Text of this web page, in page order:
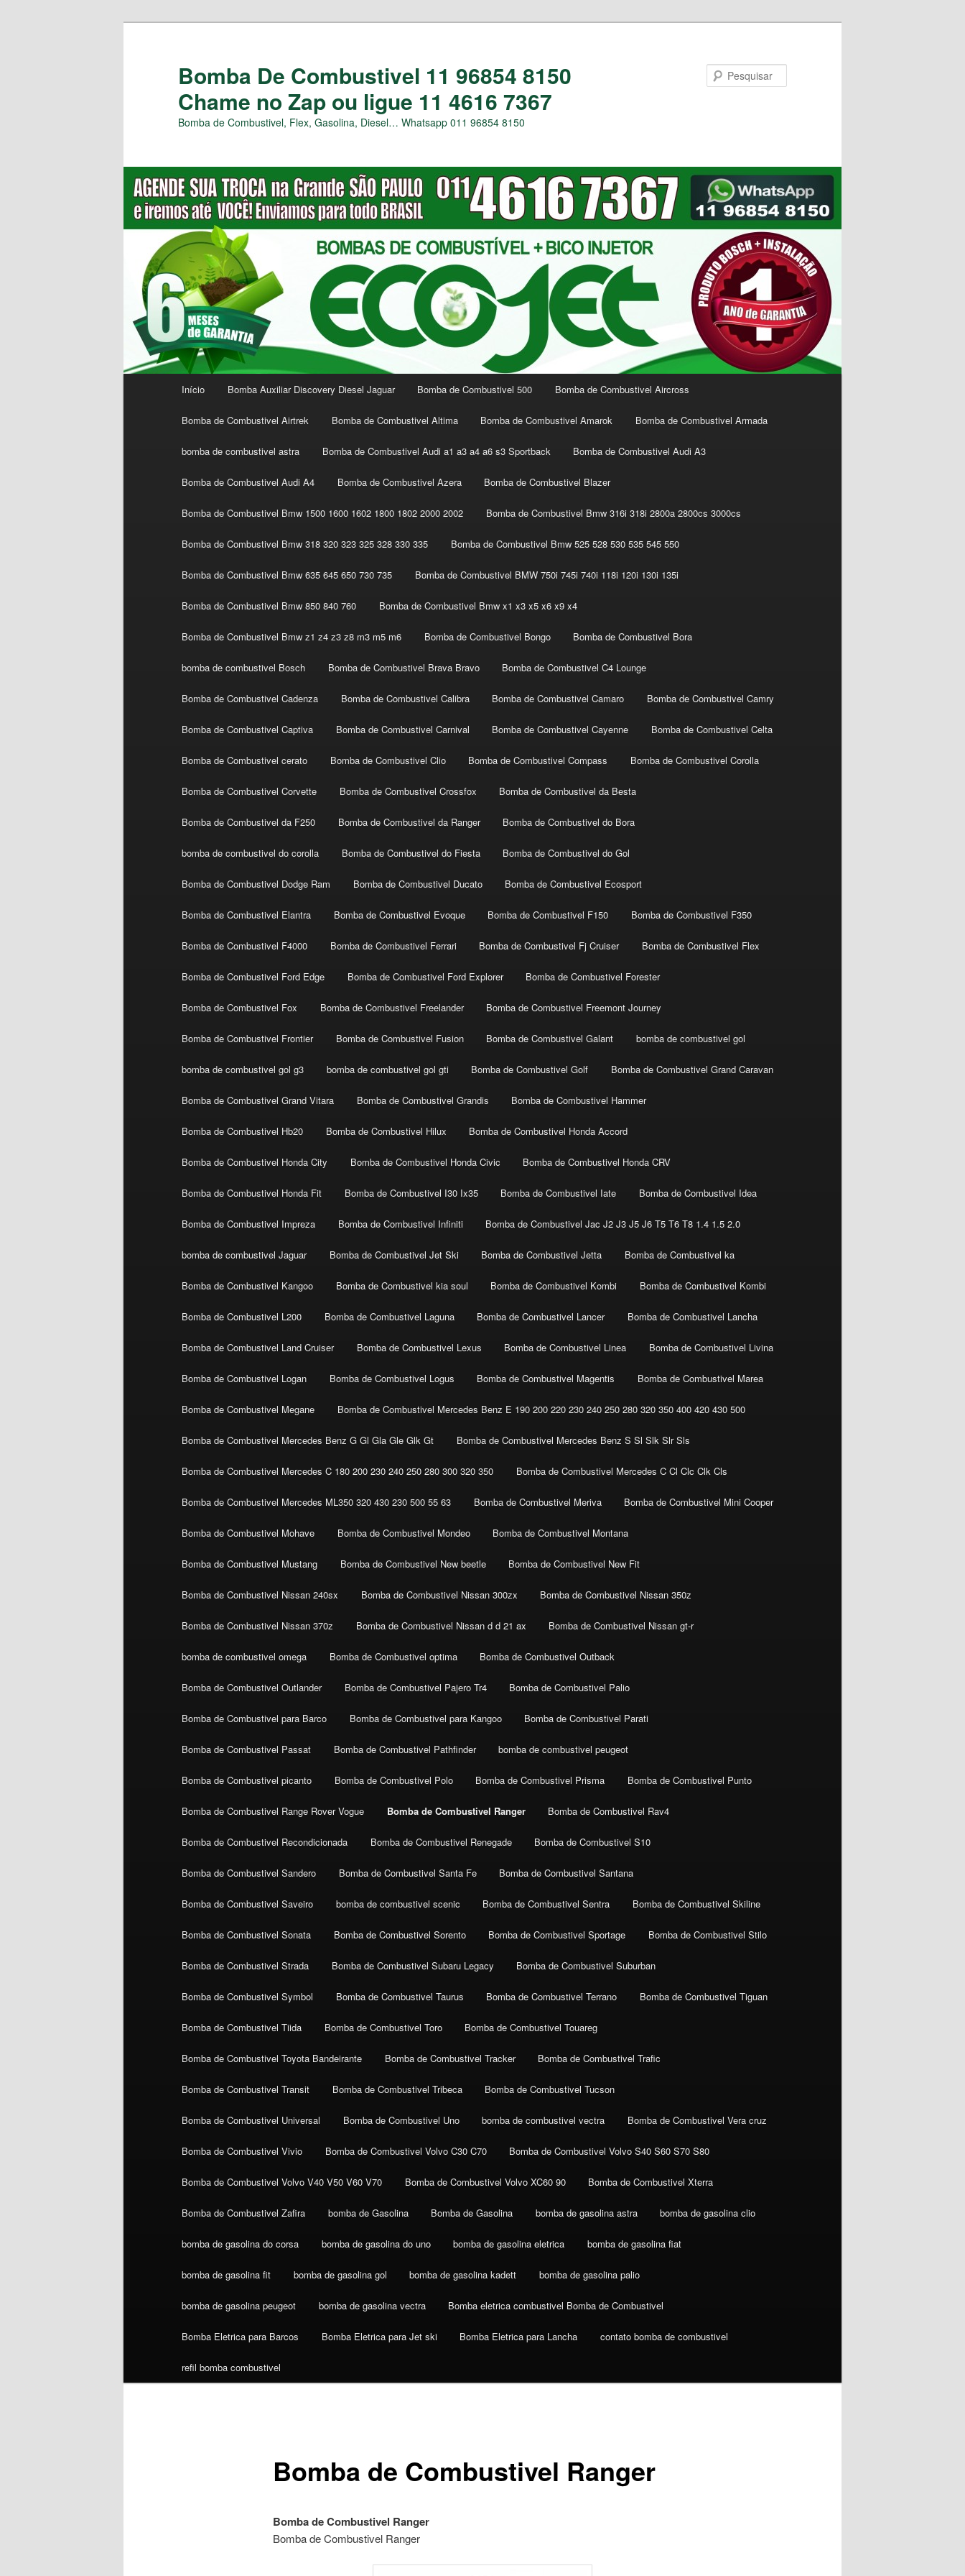
Bomba De Combustivel 11 96854 8150
Chame no Zap ou ligue 11 4616 7367
Bomba de Combustivel, Flex, Gasolina, Diesel… Whatsapp 011 96854 8150
Início Bomba Auxiliar Discovery Diesel Jaguar Bomba de Combustivel 500 Bomba de Combustivel Aircross
Bomba de Combustivel Airtrek Bomba de Combustivel Altima Bomba de Combustivel Amarok Bomba de Combustivel Armada
bomba de combustivel astra Bomba de Combustivel Audi a1 a3 a4 a6 s3 Sportback Bomba de Combustivel Audi A3
Bomba de Combustivel Audi A4 Bomba de Combustivel Azera Bomba de Combustivel Blazer
Bomba de Combustivel Bmw 1500 1600 1602 1800 1802 2000 2002 Bomba de Combustivel Bmw 316i 318i 2800a 2800cs 3000cs
Bomba de Combustivel Bmw 318 320 323 325 328 330 335 Bomba de Combustivel Bmw 525 528 530 535 545 550
Bomba de Combustivel Bmw 635 645 650 730 735 Bomba de Combustivel BMW 750i 745i 740i 118i 120i 130i 135i
Bomba de Combustivel Bmw 850 840 760 Bomba de Combustivel Bmw x1 x3 x5 x6 x9 x4
Bomba de Combustivel Bmw z1 z4 z3 z8 m3 m5 m6 Bomba de Combustivel Bongo Bomba de Combustivel Bora
bomba de combustivel Bosch Bomba de Combustivel Brava Bravo Bomba de Combustivel C4 Lounge
Bomba de Combustivel Cadenza Bomba de Combustivel Calibra Bomba de Combustivel Camaro Bomba de Combustivel Camry
Bomba de Combustivel Captiva Bomba de Combustivel Carnival Bomba de Combustivel Cayenne Bomba de Combustivel Celta
Bomba de Combustivel cerato Bomba de Combustivel Clio Bomba de Combustivel Compass Bomba de Combustivel Corolla
Bomba de Combustivel Corvette Bomba de Combustivel Crossfox Bomba de Combustivel da Besta
Bomba de Combustivel da F250 Bomba de Combustivel da Ranger Bomba de Combustivel do Bora
bomba de combustivel do corolla Bomba de Combustivel do Fiesta Bomba de Combustivel do Gol
Bomba de Combustivel Dodge Ram Bomba de Combustivel Ducato Bomba de Combustivel Ecosport
Bomba de Combustivel Elantra Bomba de Combustivel Evoque Bomba de Combustivel F150 Bomba de Combustivel F350
Bomba de Combustivel F4000 Bomba de Combustivel Ferrari Bomba de Combustivel Fj Cruiser Bomba de Combustivel Flex
Bomba de Combustivel Ford Edge Bomba de Combustivel Ford Explorer Bomba de Combustivel Forester
Bomba de Combustivel Fox Bomba de Combustivel Freelander Bomba de Combustivel Freemont Journey
Bomba de Combustivel Frontier Bomba de Combustivel Fusion Bomba de Combustivel Galant bomba de combustivel gol
bomba de combustivel gol g3 bomba de combustivel gol gti Bomba de Combustivel Golf Bomba de Combustivel Grand Caravan
Bomba de Combustivel Grand Vitara Bomba de Combustivel Grandis Bomba de Combustivel Hammer
Bomba de Combustivel Hb20 Bomba de Combustivel Hilux Bomba de Combustivel Honda Accord
Bomba de Combustivel Honda City Bomba de Combustivel Honda Civic Bomba de Combustivel Honda CRV
Bomba de Combustivel Honda Fit Bomba de Combustivel I30 Ix35 Bomba de Combustivel Iate Bomba de Combustivel Idea
Bomba de Combustivel Impreza Bomba de Combustivel Infiniti Bomba de Combustivel Jac J2 J3 J5 J6 T5 T6 T8 1.4 1.5 2.0
bomba de combustivel Jaguar Bomba de Combustivel Jet Ski Bomba de Combustivel Jetta Bomba de Combustivel ka
Bomba de Combustivel Kangoo Bomba de Combustivel kia soul Bomba de Combustivel Kombi Bomba de Combustivel Kombi
Bomba de Combustivel L200 Bomba de Combustivel Laguna Bomba de Combustivel Lancer Bomba de Combustivel Lancha
Bomba de Combustivel Land Cruiser Bomba de Combustivel Lexus Bomba de Combustivel Linea Bomba de Combustivel Livina
Bomba de Combustivel Logan Bomba de Combustivel Logus Bomba de Combustivel Magentis Bomba de Combustivel Marea
Bomba de Combustivel Megane Bomba de Combustivel Mercedes Benz E 190 200 220 230 240 250 280 320 350 400 420 430 500
Bomba de Combustivel Mercedes Benz G Gl Gla Gle Glk Gt Bomba de Combustivel Mercedes Benz S Sl Slk Slr Sls
Bomba de Combustivel Mercedes C 180 200 230 240 250 280 300 320 350 Bomba de Combustivel Mercedes C Cl Clc Clk Cls
Bomba de Combustivel Mercedes ML350 320 430 230 500 55 63 Bomba de Combustivel Meriva Bomba de Combustivel Mini Cooper
Bomba de Combustivel Mohave Bomba de Combustivel Mondeo Bomba de Combustivel Montana
Bomba de Combustivel Mustang Bomba de Combustivel New beetle Bomba de Combustivel New Fit
Bomba de Combustivel Nissan 240sx Bomba de Combustivel Nissan 300zx Bomba de Combustivel Nissan 350z
Bomba de Combustivel Nissan 370z Bomba de Combustivel Nissan d d 21 ax Bomba de Combustivel Nissan gt-r
bomba de combustivel omega Bomba de Combustivel optima Bomba de Combustivel Outback
Bomba de Combustivel Outlander Bomba de Combustivel Pajero Tr4 Bomba de Combustivel Palio
Bomba de Combustivel para Barco Bomba de Combustivel para Kangoo Bomba de Combustivel Parati
Bomba de Combustivel Passat Bomba de Combustivel Pathfinder bomba de combustivel peugeot
Bomba de Combustivel picanto Bomba de Combustivel Polo Bomba de Combustivel Prisma Bomba de Combustivel Punto
Bomba de Combustivel Range Rover Vogue Bomba de Combustivel Ranger Bomba de Combustivel Rav4
Bomba de Combustivel Recondicionada Bomba de Combustivel Renegade Bomba de Combustivel S10
Bomba de Combustivel Sandero Bomba de Combustivel Santa Fe Bomba de Combustivel Santana
Bomba de Combustivel Saveiro bomba de combustivel scenic Bomba de Combustivel Sentra Bomba de Combustivel Skiline
Bomba de Combustivel Sonata Bomba de Combustivel Sorento Bomba de Combustivel Sportage Bomba de Combustivel Stilo
Bomba de Combustivel Strada Bomba de Combustivel Subaru Legacy Bomba de Combustivel Suburban
Bomba de Combustivel Symbol Bomba de Combustivel Taurus Bomba de Combustivel Terrano Bomba de Combustivel Tiguan
Bomba de Combustivel Tiida Bomba de Combustivel Toro Bomba de Combustivel Touareg
Bomba de Combustivel Toyota Bandeirante Bomba de Combustivel Tracker Bomba de Combustivel Trafic
Bomba de Combustivel Transit Bomba de Combustivel Tribeca Bomba de Combustivel Tucson
Bomba de Combustivel Universal Bomba de Combustivel Uno bomba de combustivel vectra Bomba de Combustivel Vera cruz
Bomba de Combustivel Vivio Bomba de Combustivel Volvo C30 C70 Bomba de Combustivel Volvo S40 S60 S70 S80
Bomba de Combustivel Volvo V40 V50 V60 V70 Bomba de Combustivel Volvo XC60 90 Bomba de Combustivel Xterra
Bomba de Combustivel Zafira bomba de Gasolina Bomba de Gasolina bomba de gasolina astra bomba de gasolina clio
bomba de gasolina do corsa bomba de gasolina do uno bomba de gasolina eletrica bomba de gasolina fiat
bomba de gasolina fit bomba de gasolina gol bomba de gasolina kadett bomba de gasolina palio
bomba de gasolina peugeot bomba de gasolina vectra Bomba eletrica combustivel Bomba de Combustivel
Bomba Eletrica para Barcos Bomba Eletrica para Jet ski Bomba Eletrica para Lancha contato bomba de combustivel
refil bomba combustivel
Bomba de Combustivel Ranger
Bomba de Combustivel Ranger
Bomba de Combustivel Ranger